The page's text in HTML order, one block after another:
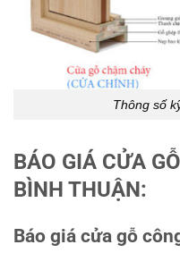
Thông số
BÁO GIÁ CỬA
BÌNH THUẬN:
Báo giá cửa gỗ